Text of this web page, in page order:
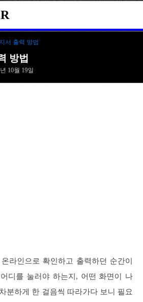
서 출력 방법
방법
10월 19일
라인으로 확인하고 출력하던 순간이
디를 눌러야 하는지, 어떤 화면이 나
분하게 한 걸음씩 따라가다 보니 필요